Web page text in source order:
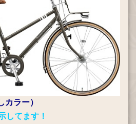
カラー）
してます！